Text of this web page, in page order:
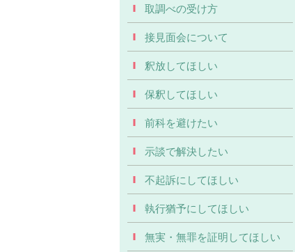
取調べの受け方
接見面会について
釈放してほしい
保釈してほしい
前科を避けたい
示談で解決したい
不起訴にしてほしい
執行猶予にしてほしい
無実・無罪を証明してほしい